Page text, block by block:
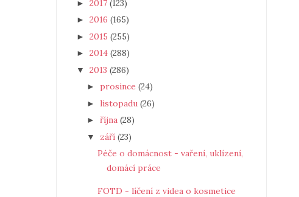
► 2017 (123)
► 2016 (165)
► 2015 (255)
► 2014 (288)
▼ 2013 (286)
► prosince (24)
► listopadu (26)
► října (28)
▼ září (23)
Péče o domácnost - vaření, uklízení,
domácí práce
FOTD - líčení z videa o kosmetice